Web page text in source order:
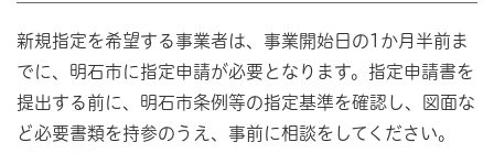
新規指定を希望する事業者は、事業開始日の1か月半前ま
でに、明石市に指定申請が必要となります。指定申請書を
提出する前に、明石市条例等の指定基準を確認し、図面な
ど必要書類を持参のうえ、事前に相談をしてください。